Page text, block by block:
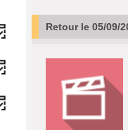
Retour le 05/09/